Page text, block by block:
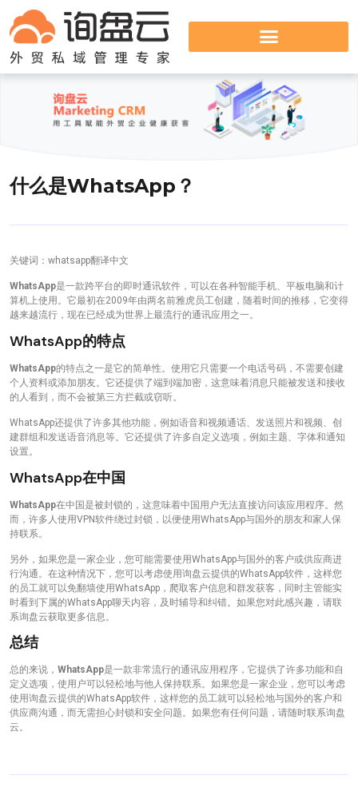
什么是WhatsApp？
关键词：whatsapp翻译中文
WhatsApp是一款跨平台的即时通讯软件，可以在各种智能手机、平板电脑和计
算机上使用。它最初在2009年由两名前雅虎员工创建，随着时间的推移，它变得
越来越流行，现在已经成为世界上最流行的通讯应用之一。
WhatsApp的特点
WhatsApp的特点之一是它的简单性。使用它只需要一个电话号码，不需要创建
个人资料或添加朋友。它还提供了端到端加密，这意味着消息只能被发送和接收
的人看到，而不会被第三方拦截或窃听。
WhatsApp还提供了许多其他功能，例如语音和视频通话、发送照片和视频、创
建群组和发送语音消息等。它还提供了许多自定义选项，例如主题、字体和通知
设置。
WhatsApp在中国
WhatsApp在中国是被封锁的，这意味着中国用户无法直接访问该应用程序。然
而，许多人使用VPN软件绕过封锁，以便使用WhatsApp与国外的朋友和家人保
持联系。
另外，如果您是一家企业，您可能需要使用WhatsApp与国外的客户或供应商进
行沟通。在这种情况下，您可以考虑使用询盘云提供的WhatsApp软件，这样您
的员工就可以免翻墙使用WhatsApp，爬取客户信息和群发获客，同时主管能实
时看到下属的WhatsApp聊天内容，及时辅导和纠错。如果您对此感兴趣，请联
系询盘云获取更多信息。
总结
总的来说， WhatsApp是一款非常流行的通讯应用程序，它提供了许多功能和自
定义选项，使用户可以轻松地与他人保持联系。如果您是一家企业，您可以考虑
使用询盘云提供的WhatsApp软件，这样您的员工就可以轻松地与国外的客户和
供应商沟通，而无需担心封锁和安全问题。如果您有任何问题，请随时联系询盘
云。